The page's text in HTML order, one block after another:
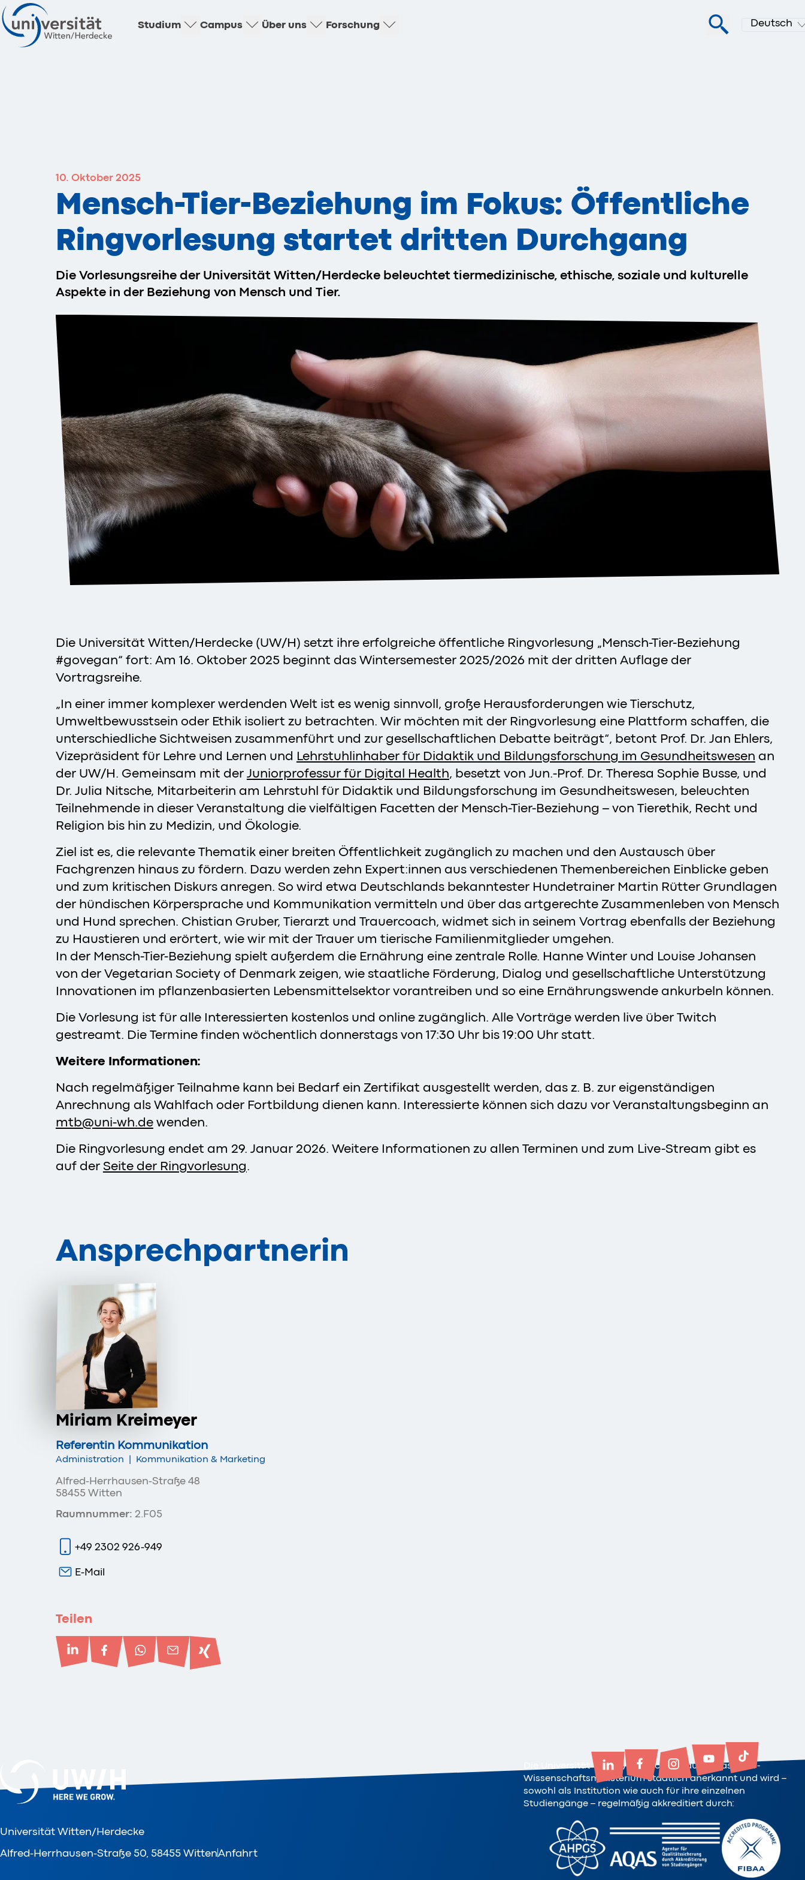
Studium Campus Über uns Forschung Deutsch
10. Oktober 2025
Mensch-Tier-Beziehung im Fokus: Öffentliche
Ringvorlesung startet dritten Durchgang
Die Vorlesungsreihe der Universität Witten/Herdecke beleuchtet tiermedizinische, ethische, soziale und kulturelle
Aspekte in der Beziehung von Mensch und Tier.
Die Universität Witten/Herdecke (UW/H) setzt ihre erfolgreiche öffentliche Ringvorlesung „Mensch-Tier-Beziehung
#govegan“ fort: Am 16. Oktober 2025 beginnt das Wintersemester 2025/2026 mit der dritten Auflage der
Vortragsreihe.
„In einer immer komplexer werdenden Welt ist es wenig sinnvoll, große Herausforderungen wie Tierschutz,
Umweltbewusstsein oder Ethik isoliert zu betrachten. Wir möchten mit der Ringvorlesung eine Plattform schaffen, die
unterschiedliche Sichtweisen zusammenführt und zur gesellschaftlichen Debatte beiträgt“, betont Prof. Dr. Jan Ehlers,
Vizepräsident für Lehre und Lernen und Lehrstuhlinhaber für Didaktik und Bildungsforschung im Gesundheitswesen an
der UW/H. Gemeinsam mit der Juniorprofessur für Digital Health, besetzt von Jun.-Prof. Dr. Theresa Sophie Busse, und
Dr. Julia Nitsche, Mitarbeiterin am Lehrstuhl für Didaktik und Bildungsforschung im Gesundheitswesen, beleuchten
Teilnehmende in dieser Veranstaltung die vielfältigen Facetten der Mensch-Tier-Beziehung – von Tierethik, Recht und
Religion bis hin zu Medizin, und Ökologie.
Ziel ist es, die relevante Thematik einer breiten Öffentlichkeit zugänglich zu machen und den Austausch über
Fachgrenzen hinaus zu fördern. Dazu werden zehn Expert:innen aus verschiedenen Themenbereichen Einblicke geben
und zum kritischen Diskurs anregen. So wird etwa Deutschlands bekanntester Hundetrainer Martin Rütter Grundlagen
der hündischen Körpersprache und Kommunikation vermitteln und über das artgerechte Zusammenleben von Mensch
und Hund sprechen. Chistian Gruber, Tierarzt und Trauercoach, widmet sich in seinem Vortrag ebenfalls der Beziehung
zu Haustieren und erörtert, wie wir mit der Trauer um tierische Familienmitglieder umgehen.
In der Mensch-Tier-Beziehung spielt außerdem die Ernährung eine zentrale Rolle. Hanne Winter und Louise Johansen
von der Vegetarian Society of Denmark zeigen, wie staatliche Förderung, Dialog und gesellschaftliche Unterstützung
Innovationen im pflanzenbasierten Lebensmittelsektor vorantreiben und so eine Ernährungswende ankurbeln können.
Die Vorlesung ist für alle Interessierten kostenlos und online zugänglich. Alle Vorträge werden live über Twitch
gestreamt. Die Termine finden wöchentlich donnerstags von 17:30 Uhr bis 19:00 Uhr statt.
Weitere Informationen:
Nach regelmäßiger Teilnahme kann bei Bedarf ein Zertifikat ausgestellt werden, das z. B. zur eigenständigen
Anrechnung als Wahlfach oder Fortbildung dienen kann. Interessierte können sich dazu vor Veranstaltungsbeginn an
mtb@uni-wh.dewenden.
Die Ringvorlesung endet am 29. Januar 2026. Weitere Informationen zu allen Terminen und zum Live-Stream gibt es
auf der Seite der Ringvorlesung.
Ansprechpartnerin
Miriam Kreimeyer
Referentin Kommunikation
Administration | Kommunikation & Marketing
Alfred-Herrhausen-Straße 48
58455 Witten
Raumnummer: 2.F05
+49 2302 926-949
E-Mail
Teilen
Universität Witten/Herdecke
Alfred-Herrhausen-Straße 50, 58455 WittenAnfahrt
Die Universität Witten/Herdecke ist durch das NRW-
Wissenschaftsministerium staatlich anerkannt und wird –
sowohl als Institution wie auch für ihre einzelnen
Studiengänge – regelmäßig akkreditiert durch: